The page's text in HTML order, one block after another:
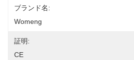
ブランド名:
Womeng
証明:
CE